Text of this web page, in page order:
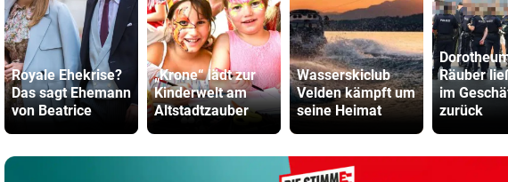
Royale Ehekrise?
Das sagt Ehemann
von Beatrice
„Krone“ lädt zur
Kinderwelt am
Altstadtzauber
Wasserskiclub
Velden kämpft um
seine Heimat
Räuber
im
zurück